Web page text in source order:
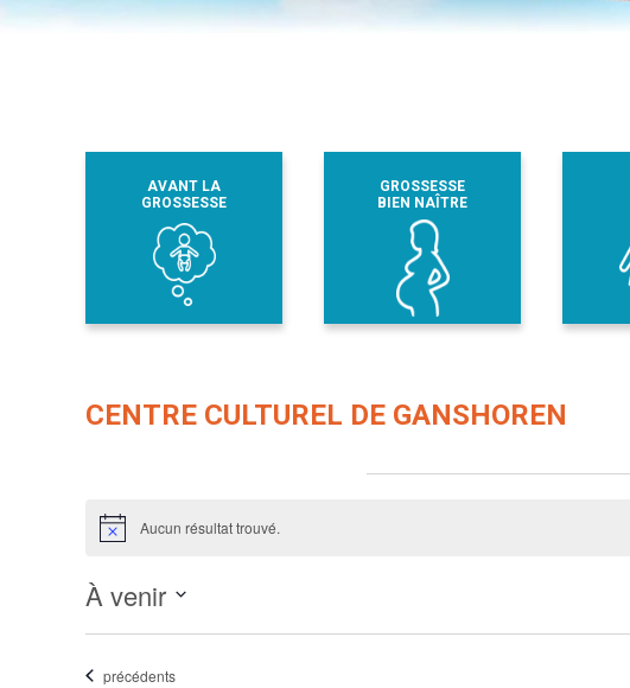
AVANT LA
GROSSESSE
GROSSESSE
BIEN NAÎTRE
CENTRE CULTUREL DE GANSHOREN
Notice Aucun résultat trouvé.
À venir
date.Évènements
précédents